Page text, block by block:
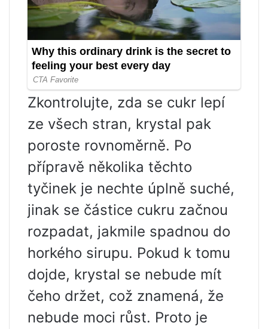
Zkontrolujte, zda se cukr lepí
ze všech stran, krystal pak
poroste rovnoměrně. Po
přípravě několika těchto
tyčinek je nechte úplně suché,
jinak se částice cukru začnou
rozpadat, jakmile spadnou do
horkého sirupu. Pokud k tomu
dojde, krystal se nebude mít
čeho držet, což znamená, že
nebude moci růst. Proto je